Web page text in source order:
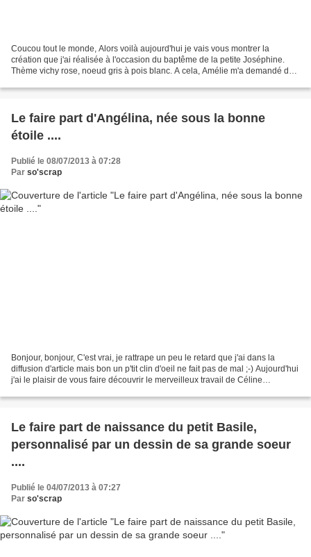
Coucou tout le monde, Alors voilà aujourd'hui je vais vous montrer la
création que j'ai réalisée à l'occasion du baptême de la petite Joséphine.
Thème vichy rose, noeud gris à pois blanc. A cela, Amélie m'a demandé de
Le faire part d'Angélina, née sous la bonne
étoile ....
Publié le 08/07/2013 à 07:28
Par so'scrap
Bonjour, bonjour, C'est vrai, je rattrape un peu le retard que j'ai dans la
diffusion d'article mais bon un p'tit clin d'oeil ne fait pas de mal ;-) Aujourd'hui
j'ai le plaisir de vous faire découvrir le merveilleux travail de Céline
Le faire part de naissance du petit Basile,
personnalisé par un dessin de sa grande soeur
....
Publié le 04/07/2013 à 07:27
Par so'scrap